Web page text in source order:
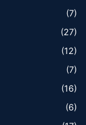
(7)
(27)
(12)
(7)
(16)
(6)